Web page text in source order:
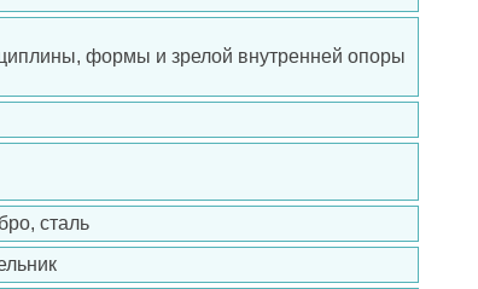
формы и зрелой внутренней опоры
сталь